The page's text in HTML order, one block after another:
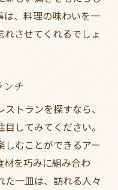
は、料理の味わいを一
させてくれるでしょ
ンチ
トランを探すなら、
してみてください。
むことができるアー
材を巧みに組み合わ
た一皿は、訪れる人々